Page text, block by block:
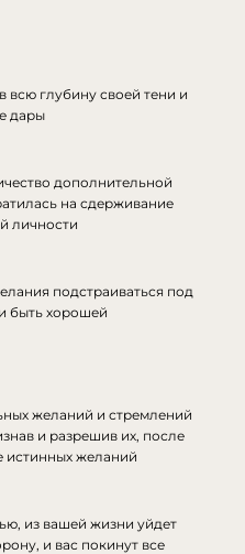
всю глубину своей тени и
дары
дополнительной
на сдерживание
личности
подстраиваться под
быть хорошей
желаний и стремлений
и разрешив их, после
истинных желаний
из вашей жизни уйдет
и вас покинут все